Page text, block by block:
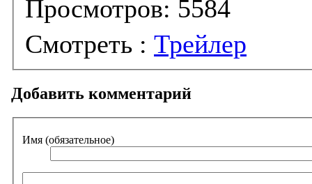
Просмотров: 5584
Смотреть : Трейлер
Добавить комментарий
Имя (обязательное)